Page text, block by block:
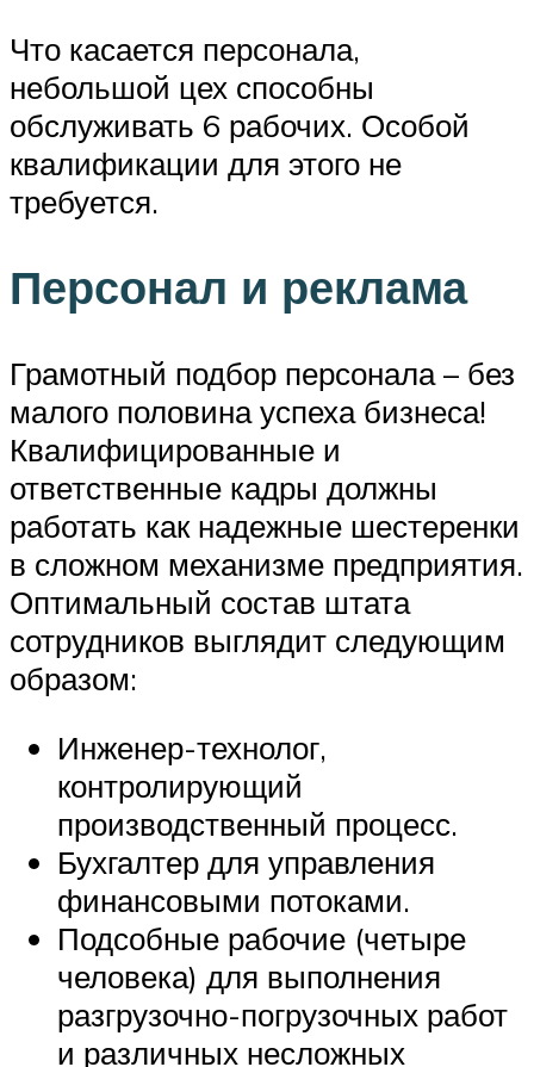
Что касается персонала,
небольшой цех способны
обслуживать 6 рабочих. Особой
квалификации для этого не
требуется.
Персонал и реклама
Грамотный подбор персонала – без
малого половина успеха бизнеса!
Квалифицированные и
ответственные кадры должны
работать как надежные шестеренки
в сложном механизме предприятия.
Оптимальный состав штата
сотрудников выглядит следующим
образом:
Инженер-технолог,
контролирующий
производственный процесс.
Бухгалтер для управления
финансовыми потоками.
Подсобные рабочие (четыре
человека) для выполнения
разгрузочно-погрузочных работ
и различных несложных